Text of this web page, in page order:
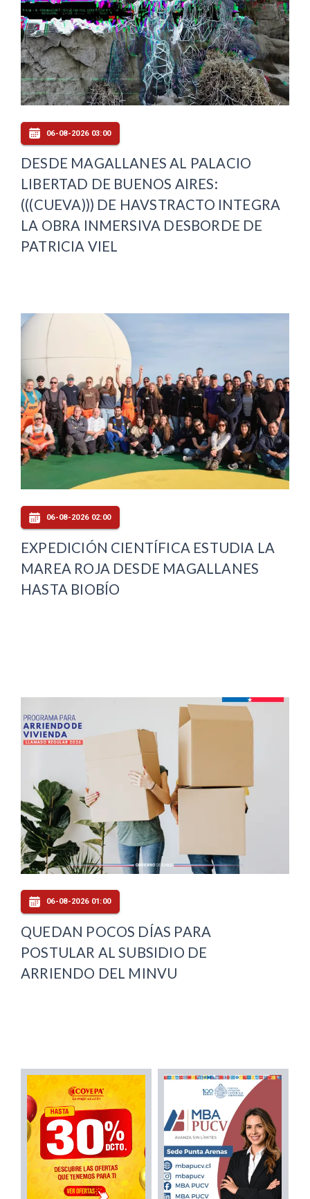
06-08-2026 03:00
DESDE MAGALLANES AL PALACIO
LIBERTAD DE BUENOS AIRES:
(((CUEVA))) DE HAVSTRACTO INTEGRA
LA OBRA INMERSIVA DESBORDE DE
PATRICIA VIEL
06-08-2026 02:00
EXPEDICIÓN CIENTÍFICA ESTUDIA LA
MAREA ROJA DESDE MAGALLANES
HASTA BIOBÍO
06-08-2026 01:00
QUEDAN POCOS DÍAS PARA
POSTULAR AL SUBSIDIO DE
ARRIENDO DEL MINVU